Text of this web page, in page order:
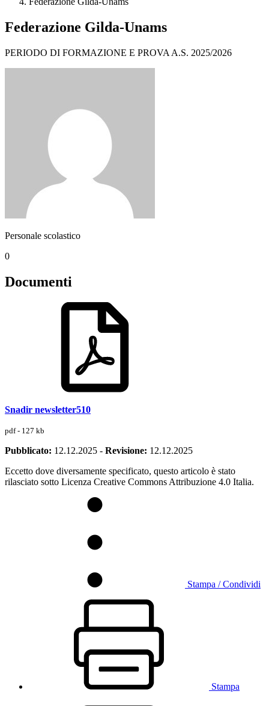
Federazione Gilda-Unams
PERIODO DI FORMAZIONE E PROVA A.S. 2025/2026
Personale scolastico
0
Documenti
Snadir newsletter510
pdf - 127 kb
Pubblicato: 12.12.2025 - Revisione: 12.12.2025
Eccetto dove diversamente specificato, questo articolo è stato
rilasciato sotto Licenza Creative Commons Attribuzione 4.0 Italia.
Stampa / Condividi
Stampa